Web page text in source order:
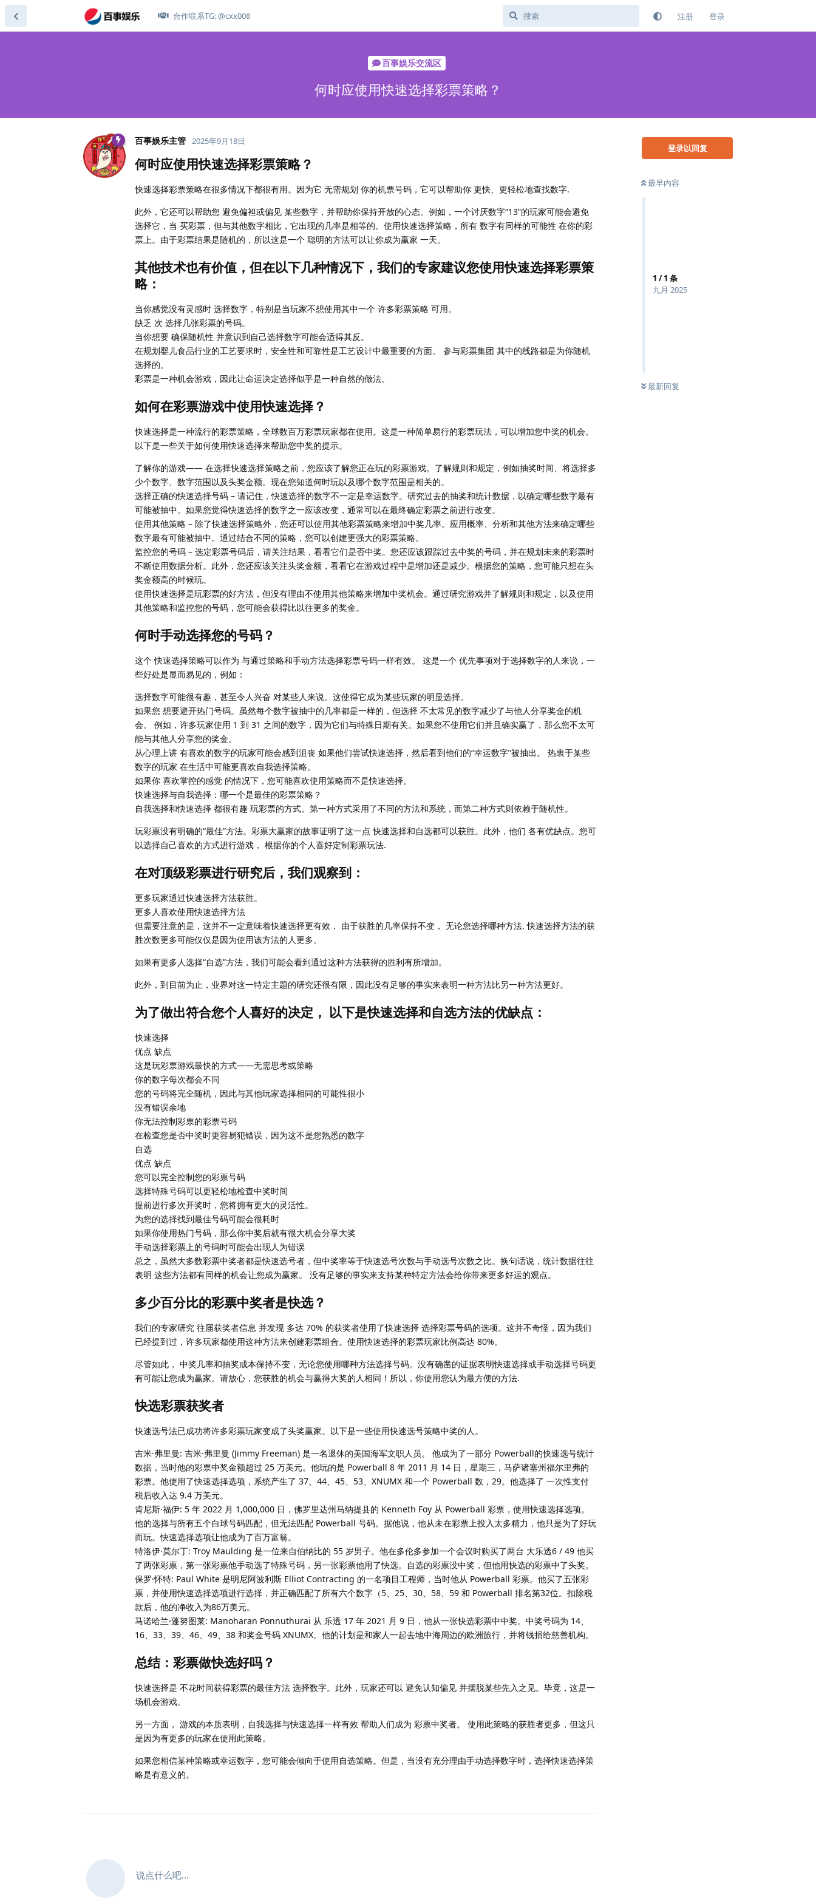
合作联系TG: @cxx008 注册 登录
百事娱乐交流区
何时应使用快速选择彩票策略？
登录以回复
最早内容
1 /1 条
九月 2025
最新回复
百事娱乐主管 2025年9月18日
何时应使用快速选择彩票策略？
快速选择彩票策略在很多情况下都很有用。因为它 无需规划 你的机票号码，它可以帮助你 更快、更轻松地查找数字.
此外，它还可以帮助您 避免偏袒或偏见 某些数字，并帮助你保持开放的心态。例如，一个讨厌数字“13”的玩家可能会避免
选择它，当 买彩票，但与其他数字相比，它出现的几率是相等的。使用快速选择策略，所有 数字有同样的可能性 在你的彩
票上。由于彩票结果是随机的，所以这是一个 聪明的方法可以让你成为赢家 一天。
其他技术也有价值，但在以下几种情况下，我们的专家建议您使用快速选择彩票策
略：
当你感觉没有灵感时 选择数字，特别是当玩家不想使用其中一个 许多彩票策略 可用。
缺乏 次 选择几张彩票的号码。
当你想要 确保随机性 并意识到自己选择数字可能会适得其反。
在规划婴儿食品行业的工艺要求时，安全性和可靠性是工艺设计中最重要的方面。 参与彩票集团 其中的线路都是为你随机
选择的。
彩票是一种机会游戏，因此让命运决定选择似乎是一种自然的做法。
如何在彩票游戏中使用快速选择？
快速选择是一种流行的彩票策略，全球数百万彩票玩家都在使用。这是一种简单易行的彩票玩法，可以增加您中奖的机会。
以下是一些关于如何使用快速选择来帮助您中奖的提示。
了解你的游戏—— 在选择快速选择策略之前，您应该了解您正在玩的彩票游戏。了解规则和规定，例如抽奖时间、将选择多
少个数字、数字范围以及头奖金额。现在您知道何时玩以及哪个数字范围是相关的。
选择正确的快速选择号码 – 请记住，快速选择的数字不一定是幸运数字。研究过去的抽奖和统计数据，以确定哪些数字最有
可能被抽中。如果您觉得快速选择的数字之一应该改变，通常可以在最终确定彩票之前进行改变。
使用其他策略 – 除了快速选择策略外，您还可以使用其他彩票策略来增加中奖几率。应用概率、分析和其他方法来确定哪些
数字最有可能被抽中。通过结合不同的策略，您可以创建更强大的彩票策略。
监控您的号码 – 选定彩票号码后，请关注结果，看看它们是否中奖。您还应该跟踪过去中奖的号码，并在规划未来的彩票时
不断使用数据分析。此外，您还应该关注头奖金额，看看它在游戏过程中是增加还是减少。根据您的策略，您可能只想在头
奖金额高的时候玩。
使用快速选择是玩彩票的好方法，但没有理由不使用其他策略来增加中奖机会。通过研究游戏并了解规则和规定，以及使用
其他策略和监控您的号码，您可能会获得比以往更多的奖金。
何时手动选择您的号码？
这个 快速选择策略可以作为 与通过策略和手动方法选择彩票号码一样有效。 这是一个 优先事项对于选择数字的人来说，一
些好处是显而易见的，例如：
选择数字可能很有趣，甚至令人兴奋 对某些人来说。这使得它成为某些玩家的明显选择。
如果您 想要避开热门号码。虽然每个数字被抽中的几率都是一样的，但选择 不太常见的数字减少了与他人分享奖金的机
会。 例如，许多玩家使用 1 到 31 之间的数字，因为它们与特殊日期有关。如果您不使用它们并且确实赢了，那么您不太可
能与其他人分享您的奖金。
从心理上讲 有喜欢的数字的玩家可能会感到沮丧 如果他们尝试快速选择，然后看到他们的“幸运数字”被抽出。 热衷于某些
数字的玩家 在生活中可能更喜欢自我选择策略。
如果你 喜欢掌控的感觉 的情况下，您可能喜欢使用策略而不是快速选择。
快速选择与自我选择：哪一个是最佳的彩票策略？
自我选择和快速选择 都很有趣 玩彩票的方式。第一种方式采用了不同的方法和系统，而第二种方式则依赖于随机性。
玩彩票没有明确的“最佳”方法。彩票大赢家的故事证明了这一点 快速选择和自选都可以获胜。此外，他们 各有优缺点。您可
以选择自己喜欢的方式进行游戏， 根据你的个人喜好定制彩票玩法.
在对顶级彩票进行研究后，我们观察到：
更多玩家通过快速选择方法获胜。
更多人喜欢使用快速选择方法
但需要注意的是，这并不一定意味着快速选择更有效， 由于获胜的几率保持不变， 无论您选择哪种方法. 快速选择方法的获
胜次数更多可能仅仅是因为使用该方法的人更多。
如果有更多人选择“自选”方法，我们可能会看到通过这种方法获得的胜利有所增加。
此外，到目前为止，业界对这一特定主题的研究还很有限，因此没有足够的事实来表明一种方法比另一种方法更好。
为了做出符合您个人喜好的决定， 以下是快速选择和自选方法的优缺点：
快速选择
优点 缺点
这是玩彩票游戏最快的方式——无需思考或策略
你的数字每次都会不同
您的号码将完全随机，因此与其他玩家选择相同的可能性很小
没有错误余地
你无法控制彩票的彩票号码
在检查您是否中奖时更容易犯错误，因为这不是您熟悉的数字
自选
优点 缺点
您可以完全控制您的彩票号码
选择特殊号码可以更轻松地检查中奖时间
提前进行多次开奖时，您将拥有更大的灵活性。
为您的选择找到最佳号码可能会很耗时
如果你使用热门号码，那么你中奖后就有很大机会分享大奖
手动选择彩票上的号码时可能会出现人为错误
总之，虽然大多数彩票中奖者都是快速选号者，但中奖率等于快速选号次数与手动选号次数之比。换句话说，统计数据往往
表明 这些方法都有同样的机会让您成为赢家。 没有足够的事实来支持某种特定方法会给你带来更多好运的观点。
多少百分比的彩票中奖者是快选？
我们的专家研究 往届获奖者信息 并发现 多达 70% 的获奖者使用了快速选择 选择彩票号码的选项。这并不奇怪，因为我们
已经提到过，许多玩家都使用这种方法来创建彩票组合。使用快速选择的彩票玩家比例高达 80%。
尽管如此， 中奖几率和抽奖成本保持不变，无论您使用哪种方法选择号码。没有确凿的证据表明快速选择或手动选择号码更
有可能让您成为赢家。请放心，您获胜的机会与赢得大奖的人相同！所以，你使用您认为最方便的方法.
快选彩票获奖者
快速选号法已成功将许多彩票玩家变成了头奖赢家。以下是一些使用快速选号策略中奖的人。
吉米·弗里曼: 吉米·弗里曼 (Jimmy Freeman) 是一名退休的美国海军文职人员。 他成为了一部分 Powerball的快速选号统计
数据，当时他的彩票中奖金额超过 25 万美元。他玩的是 Powerball 8 年 2011 月 14 日，星期三，马萨诸塞州福尔里弗的
彩票。他使用了快速选择选项，系统产生了 37、44、45、53、XNUMX 和一个 Powerball 数，29。他选择了 一次性支付
税后收入达 9.4 万美元。
肯尼斯·福伊: 5 年 2022 月 1,000,000 日，佛罗里达州马纳提县的 Kenneth Foy 从 Powerball 彩票，使用快速选择选项。
他的选择与所有五个白球号码匹配，但无法匹配 Powerball 号码。据他说，他从未在彩票上投入太多精力，他只是为了好玩
而玩。快速选择选项让他成为了百万富翁。
特洛伊·莫尔丁: Troy Maulding 是一位来自伯纳比的 55 岁男子。他在多伦多参加一个会议时购买了两台 大乐透6 / 49 他买
了两张彩票，第一张彩票他手动选了特殊号码，另一张彩票他用了快选。自选的彩票没中奖，但他用快选的彩票中了头奖。
保罗·怀特: Paul White 是明尼阿波利斯 Elliot Contracting 的一名项目工程师，当时他从 Powerball 彩票。他买了五张彩
票，并使用快速选择选项进行选择，并正确匹配了所有六个数字（5、25、30、58、59 和 Powerball 排名第32位。扣除税
款后，他的净收入为86万美元。
马诺哈兰·蓬努图莱: Manoharan Ponnuthurai 从 乐透 17 年 2021 月 9 日，他从一张快选彩票中中奖。中奖号码为 14、
16、33、39、46、49、38 和奖金号码 XNUMX。他的计划是和家人一起去地中海周边的欧洲旅行，并将钱捐给慈善机构。
总结：彩票做快选好吗？
快速选择是 不花时间获得彩票的最佳方法 选择数字。此外，玩家还可以 避免认知偏见 并摆脱某些先入之见。毕竟，这是一
场机会游戏。
另一方面， 游戏的本质表明，自我选择与快速选择一样有效 帮助人们成为 彩票中奖者。 使用此策略的获胜者更多，但这只
是因为有更多的玩家在使用此策略。
如果您相信某种策略或幸运数字，您可能会倾向于使用自选策略。但是，当没有充分理由手动选择数字时，选择快速选择策
略是有意义的。
说点什么吧...